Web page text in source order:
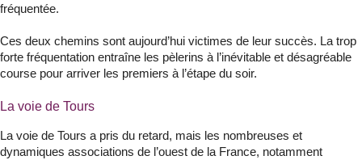
fréquentée.
Ces deux chemins sont aujourd’hui victimes de leur succès. La trop
forte fréquentation entraîne les pèlerins à l’inévitable et désagréable
course pour arriver les premiers à l’étape du soir.
La voie de Tours
La voie de Tours a pris du retard, mais les nombreuses et
dynamiques associations de l’ouest de la France, notamment